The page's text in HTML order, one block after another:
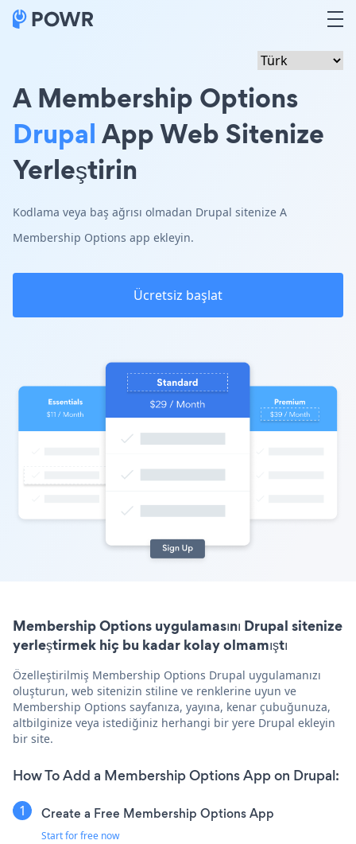
A Membership Options
DrupalApp Web Sitenize
Yerleştirin
Kodlama veya baş ağrısı olmadan Drupal sitenize A
Membership Options app ekleyin.
Ücretsiz başlat
Membership Options uygulamasını Drupal sitenize
yerleştirmek hiç bu kadar kolay olmamıştı
Özelleştirilmiş Membership Options Drupal uygulamanızı
oluşturun, web sitenizin stiline ve renklerine uyun ve
Membership Options sayfanıza, yayına, kenar çubuğunuza,
altbilginize veya istediğiniz herhangi bir yere Drupal ekleyin
bir site.
How To Add a Membership Options App on Drupal:
Create a Free Membership Options App
Start for free now